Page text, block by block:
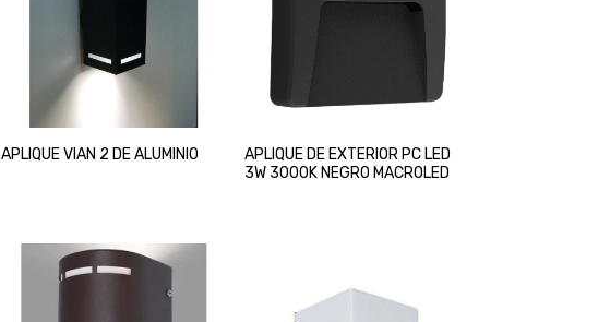
APLIQUE VIAN 2 DE ALUMINIO
APLIQUE DE EXTERIOR PC LED
3W 3000K NEGRO MACROLED